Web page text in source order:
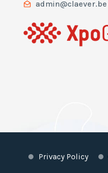
admin@claever.be
Privacy Policy